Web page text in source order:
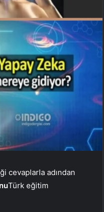
cevaplarla adından
Türk eğitim